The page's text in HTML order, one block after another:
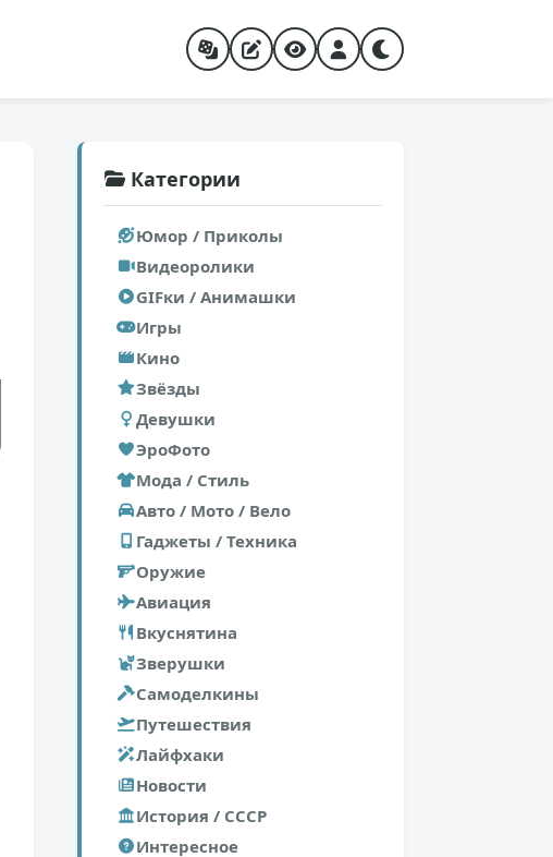
Категории
Юмор / Приколы
Видеоролики
GIFки / Анимашки
Игры
Кино
Звёзды
Девушки
ЭроФото
Мода / Стиль
Авто / Мото / Вело
Гаджеты / Техника
Оружие
Авиация
Вкуснятина
Зверушки
Самоделкины
Путешествия
Лайфхаки
Новости
История / СССР
Интересное